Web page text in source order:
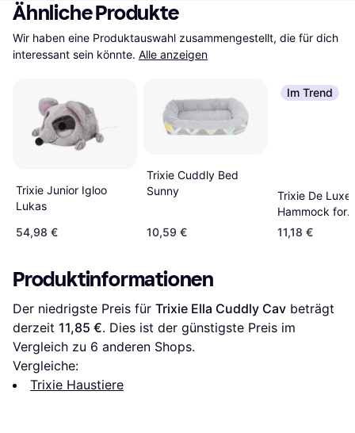
Ähnliche Produkte
Wir haben eine Produktauswahl zusammengestellt, die für dich
interessant sein könnte. Alle anzeigen
Trixie Junior Igloo
Lukas
54,98 €
Trixie Cuddly Bed
Sunny
10,59 €
Im Trend
Trixie De Luxe
Hammock for
Radiators
11,18 €
Produktinformationen
Der niedrigste Preis für Trixie Ella Cuddly Cav beträgt
derzeit 11,85 €. Dies ist der günstigste Preis im
Vergleich zu 6 anderen Shops.
Vergleiche:
Trixie Haustiere